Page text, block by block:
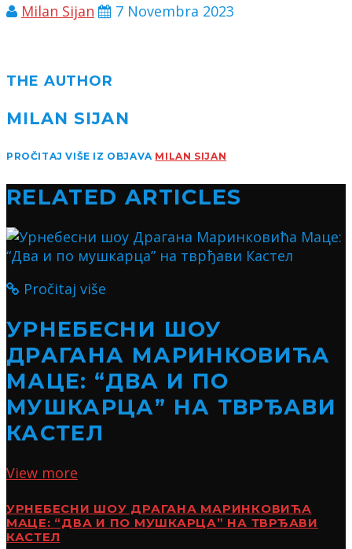
Milan Sijan 7 Novembra 2023
THE AUTHOR
MILAN SIJAN
PROČITAJ VIŠE IZ OBJAVA MILAN SIJAN
RELATED ARTICLES
Pročitaj više
УРНЕБЕСНИ ШОУ
ДРАГАНА МАРИНКОВИЋА
МАЦЕ: “ДВА И ПО
МУШКАРЦА” НА ТВРЂАВИ
КАСТЕЛ
View more
УРНЕБЕСНИ ШОУ ДРАГАНА МАРИНКОВИЋА
МАЦЕ: “ДВА И ПО МУШКАРЦА” НА ТВРЂАВИ
КАСТЕЛ